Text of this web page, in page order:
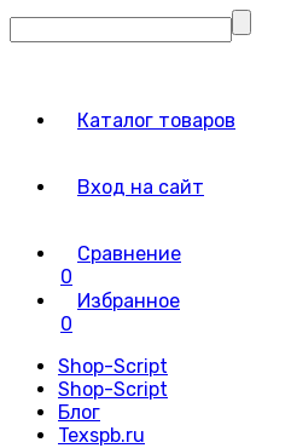
Каталог товаров
Вход на сайт
Сравнение
0
Избранное
0
Shop-Script
Shop-Script
Блог
Texspb.ru